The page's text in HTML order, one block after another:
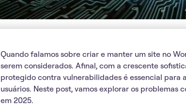
Quando falamos sobre criar e manter um site no
serem considerados. Afinal, com a crescente
protegido contra vulnerabilidades é essencial para
usuários. Neste post, vamos explorar os problemas
em 2025.